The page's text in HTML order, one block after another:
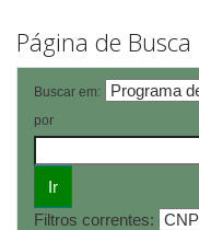
Página de Busca
Buscar em:
por
Filtros correntes: